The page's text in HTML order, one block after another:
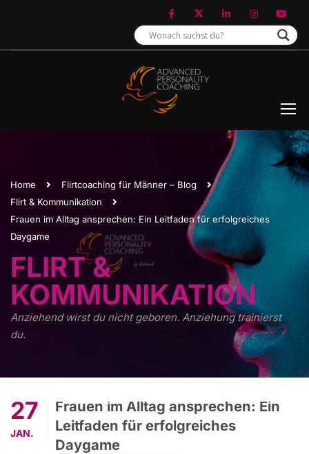
Home
Flirtcoaching für Männer – Blog
Flirt & Kommunikation
Frauen im Alltag ansprechen: Ein Leitfaden für erfolgreiches
Daygame
FLIRT &
KOMMUNIKATION
Anziehend wirst du nicht geboren. Anziehung trainierst
du.
27
JAN.
Frauen im Alltag ansprechen: Ein
Leitfaden für erfolgreiches
Daygame